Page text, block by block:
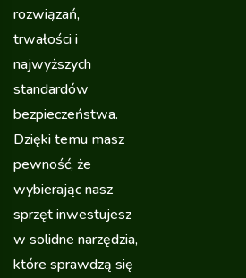
rozwiązań,
trwałości i
najwyższych
standardów
bezpieczeństwa.
Dzięki temu masz
pewność, że
wybierając nasz
sprzęt inwestujesz
w solidne narzędzia,
które sprawdzą się